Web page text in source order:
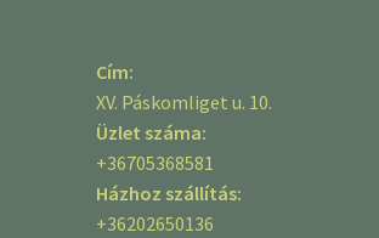
Cím:
XV. Páskomliget u. 10.
Üzlet száma:
+36705368581
Házhoz szállítás:
+36202650136